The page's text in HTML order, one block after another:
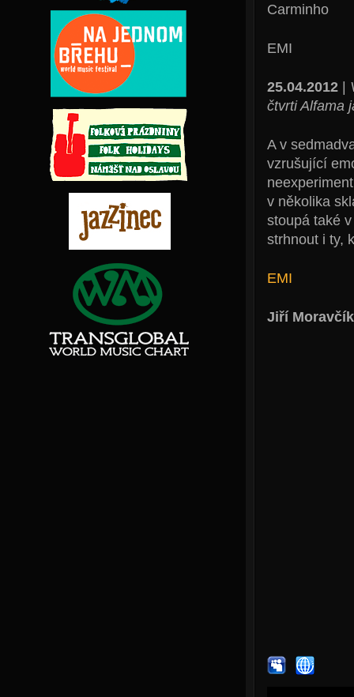
Carminho
EMI
25.04.2012|
čtvrti Alfama
A v
vzrušující
v několika
stoupá také
strhnout i ty,
EMI
Jiří Moravčík